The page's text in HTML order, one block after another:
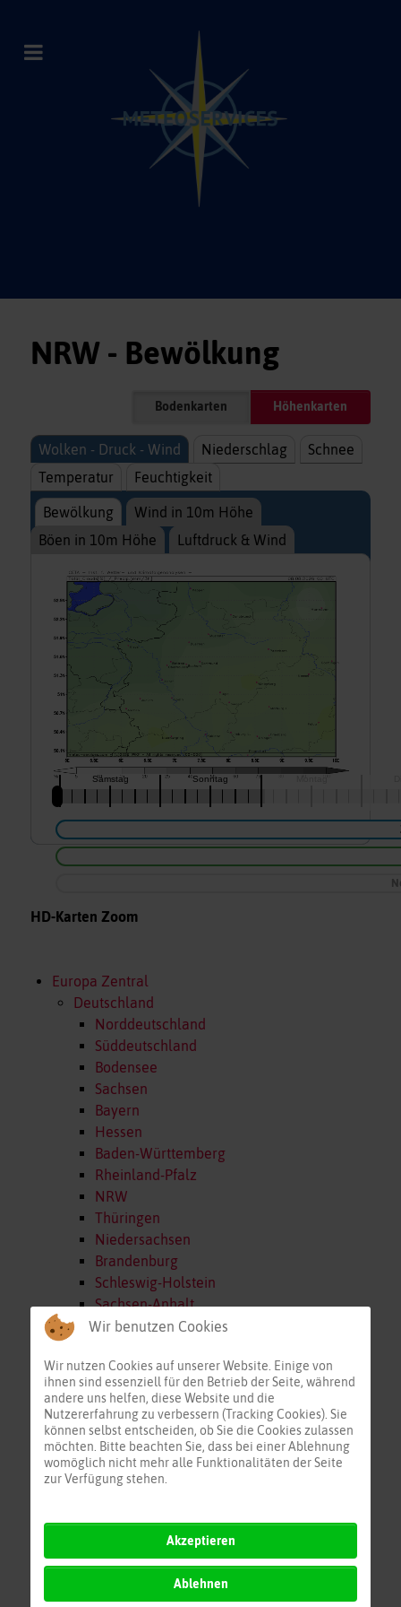
NRW - Bewölkung
Bodenkarten Höhenkarten
Wolken - Druck - Wind Niederschlag
Schnee
Temperatur
Feuchtigkeit
Bewölkung
Wind in 10m Höhe
Böen in 10m Höhe
Luftdruck & Wind
HD-Karten Zoom
Europa Zentral
Deutschland
Norddeutschland
Süddeutschland
Bodensee
Sachsen
Bayern
Hessen
Baden-Württemberg
Rheinland-Pfalz
NRW
Thüringen
Niedersachsen
Brandenburg
Schleswig-Holstein
Sachsen-Anhalt
Mecklenburg-Vorp.
Schweiz
Alpenraum
Frankreich
BeNeLux
Europa Nord
Europa Ost
Wir benutzen Cookies
Wir nutzen Cookies auf unserer Website. Einige von
ihnen sind essenziell für den Betrieb der Seite, während
andere uns helfen, diese Website und die
Nutzererfahrung zu verbessern (Tracking Cookies). Sie
können selbst entscheiden, ob Sie die Cookies zulassen
möchten. Bitte beachten Sie, dass bei einer Ablehnung
womöglich nicht mehr alle Funktionalitäten der Seite
zur Verfügung stehen.
Akzeptieren
Ablehnen